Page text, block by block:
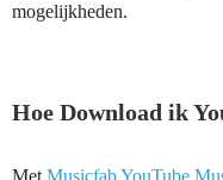
mogelijkheden.
Hoe Download ik
Met Musicfab YouTube